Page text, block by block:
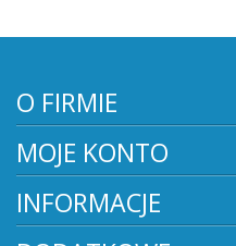
O FIRMIE
MOJE KONTO
INFORMACJE